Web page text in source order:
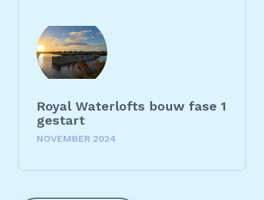
Royal Waterlofts bouw fase 1
gestart
NOVEMBER 2024